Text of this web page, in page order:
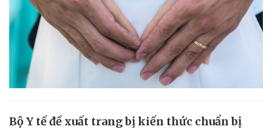
Bộ Y tế đề xuất trang bị kiến thức chuẩn bị